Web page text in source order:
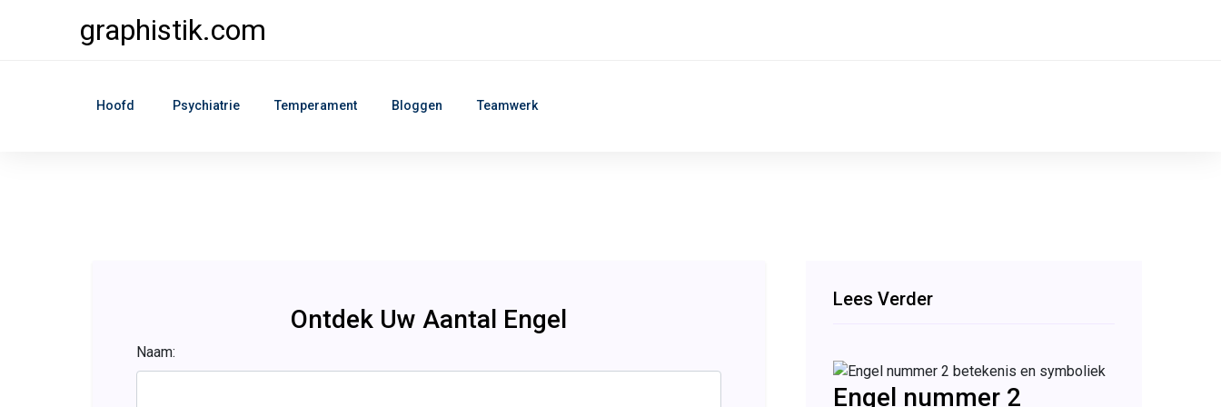
graphistik.com
Hoofd Psychiatrie Temperament Bloggen Teamwerk
Ontdek Uw Aantal Engel
Naam:
Lees Verder
Engel nummer 2